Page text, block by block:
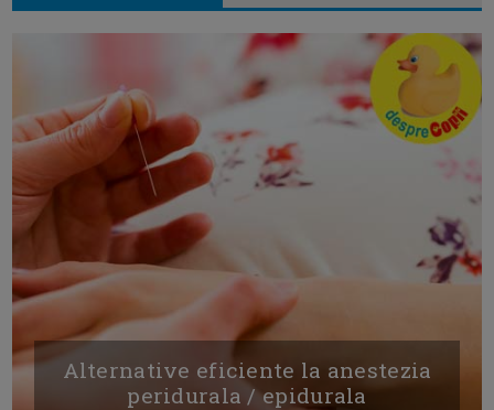
Alternative eficiente la anestezia
peridurala / epidurala